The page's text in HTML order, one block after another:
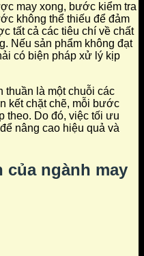
may xong, bước kiểm tra
không thể thiếu để đảm
tất cả các tiêu chí về chất
Nếu sản phẩm không đạt
có biện pháp xử lý kịp
thuần là một chuỗi các
kết chặt chẽ, mỗi bước
theo. Do đó, việc tối ưu
nâng cao hiệu quả và
ngành may